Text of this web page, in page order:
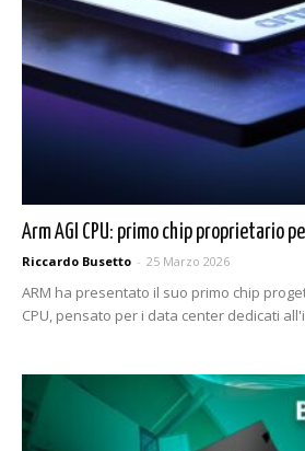
Arm AGI CPU: primo chip proprietario
Riccardo Busetto - 25 Marzo 2026
ARM ha presentato il suo primo chip
CPU, pensato per i data center dedicati